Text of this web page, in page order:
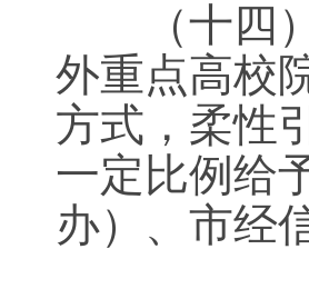
（十四）
外重点高校
方式，柔性
一定比例给
办）、市